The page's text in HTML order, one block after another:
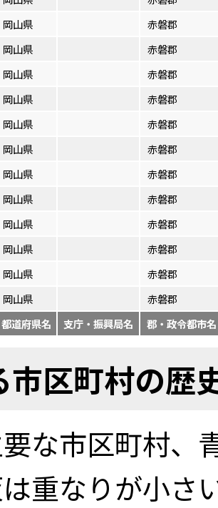
岡山県
赤磐郡
岡山県
赤磐郡
岡山県
赤磐郡
岡山県
赤磐郡
岡山県
赤磐郡
岡山県
赤磐郡
岡山県
赤磐郡
岡山県
赤磐郡
岡山県
赤磐郡
岡山県
赤磐郡
岡山県
赤磐郡
岡山県
赤磐郡
都道府県名 支庁・振興局名 郡・政令都市名
市区町村の歴
な市区町村、
重なりが小さ